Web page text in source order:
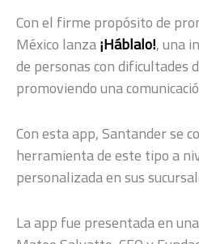
Con el firme propósito de
México lanza¡Háblalo!, una
de personas con dificultades
promoviendo una
Con esta app, Santander se
herramienta de este tipo a
personalizada en sus
La app fue presentada en